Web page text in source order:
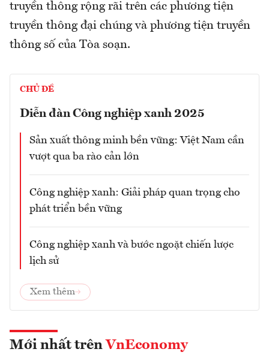
truyền thông rộng rãi trên các phương tiện
truyền thông đại chúng và phương tiện truyền
thông số của Tòa soạn.
CHỦ ĐỀ
Diễn đàn Công nghiệp xanh 2025
Sản xuất thông minh bền vững: Việt Nam cần
vượt qua ba rào cản lớn
Công nghiệp xanh: Giải pháp quan trọng cho
phát triển bền vững
Công nghiệp xanh và bước ngoặt chiến lược
lịch sử
Xem thêm
Mới nhất trên VnEconomy